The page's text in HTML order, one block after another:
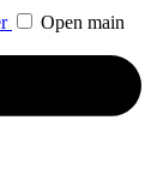
Open main